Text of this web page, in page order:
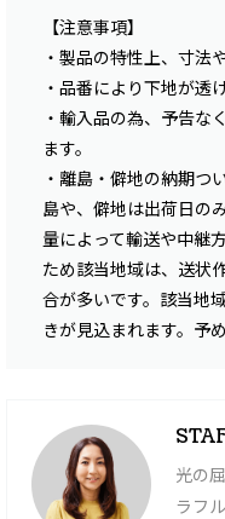
【注意事項】
・製品の特性上、寸法
・品番により下地が透
・輸入品の為、予告な
ます。
・離島・僻地の納期つ
島や、僻地は出荷日の
量によって輸送や中継
ため該当地域は、送状
合が多いです。該当地
きが見込まれます。予
光の
ラフ